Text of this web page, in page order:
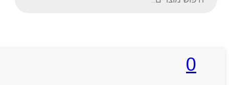
0
אודותניו
קטלוג מוצרים